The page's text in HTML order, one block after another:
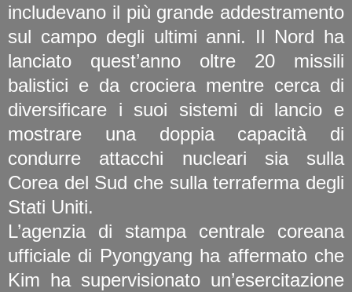
includevano il più grande addestramento
sul campo degli ultimi anni. Il Nord ha
lanciato quest’anno oltre 20 missili
balistici e da crociera mentre cerca di
diversificare i suoi sistemi di lancio e
mostrare una doppia capacità di
condurre attacchi nucleari sia sulla
Corea del Sud che sulla terraferma degli
Stati Uniti.
L’agenzia di stampa centrale coreana
ufficiale di Pyongyang ha affermato che
Kim ha supervisionato un’esercitazione